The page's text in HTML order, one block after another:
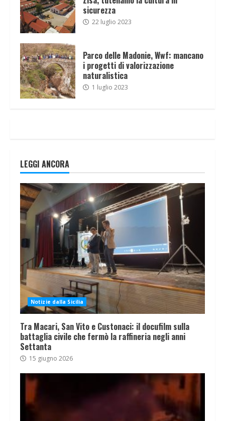
sicurezza
22 luglio 2023
Parco delle Madonie, Wwf: mancano
i progetti di valorizzazione
naturalistica
1 luglio 2023
LEGGI ANCORA
Notizie dalla Sicilia
Tra Macari, San Vito e Custonaci: il docufilm sulla
battaglia civile che fermò la raffineria negli anni
Settanta
15 giugno 2026